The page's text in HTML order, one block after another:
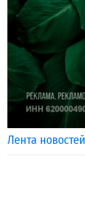
Лента новостей